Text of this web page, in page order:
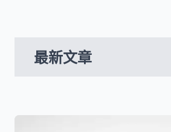
最新文章